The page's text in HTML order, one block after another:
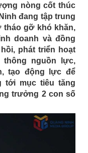
nòng cốt thúc
đang tập trung
tháo gỡ khó khăn,
doanh và đồng
phát triển hoạt
thông nguồn lực,
tạo động lực để
tới mục tiêu tăng
trưởng 2 con số